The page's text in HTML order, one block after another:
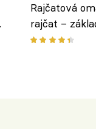
Rajčatová
rajčat –